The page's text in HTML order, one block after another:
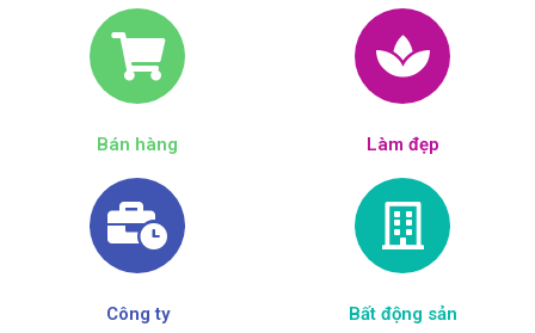
Bán hàng Làm đẹp​
Công ty Bất động sản